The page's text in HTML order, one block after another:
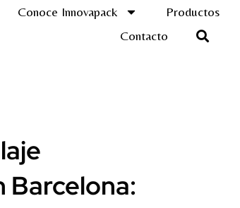
Conoce Innovapack Productos
Contacto
Barcelona: